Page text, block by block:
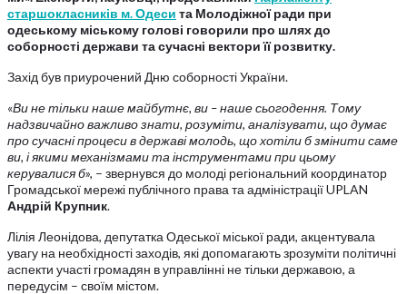
старшокласників м. Одеси та Молодіжної ради при
одеському міському голові говорили про шлях до
соборності держави та сучасні вектори її розвитку.
Захід був приурочений Дню соборності України.
«Ви не тільки наше майбутнє, ви – наше сьогодення. Тому
надзвичайно важливо знати, розуміти, аналізувати, що думає
про сучасні процеси в державі молодь, що хотіли б змінити саме
ви, і якими механізмами та інструментами при цьому
керувалися б», – звернувся до молоді регіональний координатор
Громадської мережі публічного права та адміністрації UPLAN
Андрій Крупник.
Лілія Леонідова, депутатка Одеської міської ради, акцентувала
увагу на необхідності заходів, які допомагають зрозуміти політичні
аспекти участі громадян в управлінні не тільки державою, а
передусім – своїм містом.